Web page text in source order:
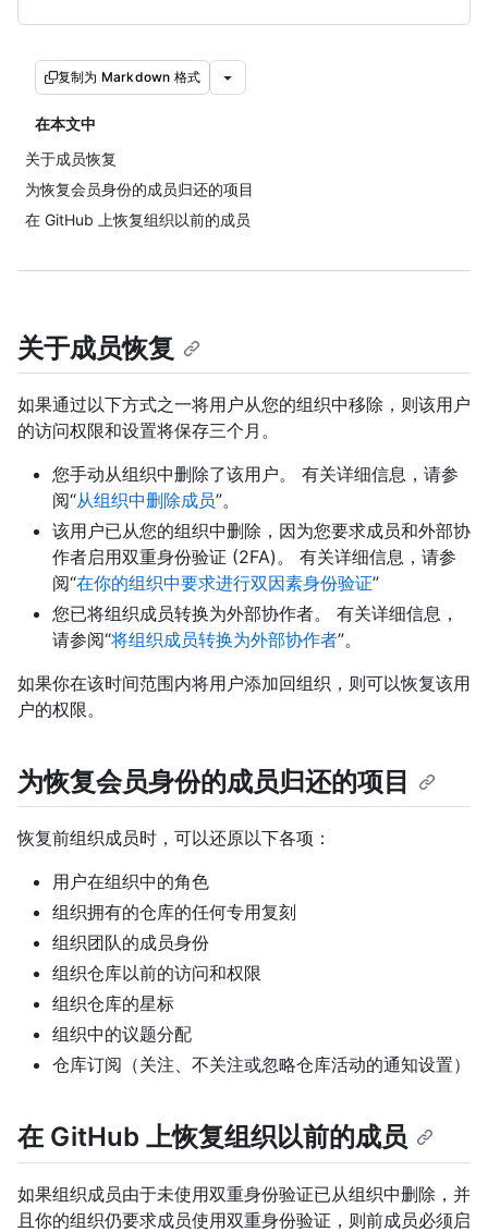
复制为 Markdown 格式
在本文中
关于成员恢复
为恢复会员身份的成员归还的项目
在 GitHub 上恢复组织以前的成员
关于成员恢复
如果通过以下方式之一将用户从您的组织中移除，则该用户
的访问权限和设置将保存三个月。
您手动从组织中删除了该用户。 有关详细信息，请参
阅“从组织中删除成员”。
该用户已从您的组织中删除，因为您要求成员和外部协
作者启用双重身份验证 (2FA)。 有关详细信息，请参
阅“在你的组织中要求进行双因素身份验证”
您已将组织成员转换为外部协作者。 有关详细信息，
请参阅“将组织成员转换为外部协作者”。
如果你在该时间范围内将用户添加回组织，则可以恢复该用
户的权限。
为恢复会员身份的成员归还的项目
恢复前组织成员时，可以还原以下各项：
用户在组织中的角色
组织拥有的仓库的任何专用复刻
组织团队的成员身份
组织仓库以前的访问和权限
组织仓库的星标
组织中的议题分配
仓库订阅（关注、不关注或忽略仓库活动的通知设置）
在 GitHub 上恢复组织以前的成员
如果组织成员由于未使用双重身份验证已从组织中删除，并
且你的组织仍要求成员使用双重身份验证，则前成员必须启